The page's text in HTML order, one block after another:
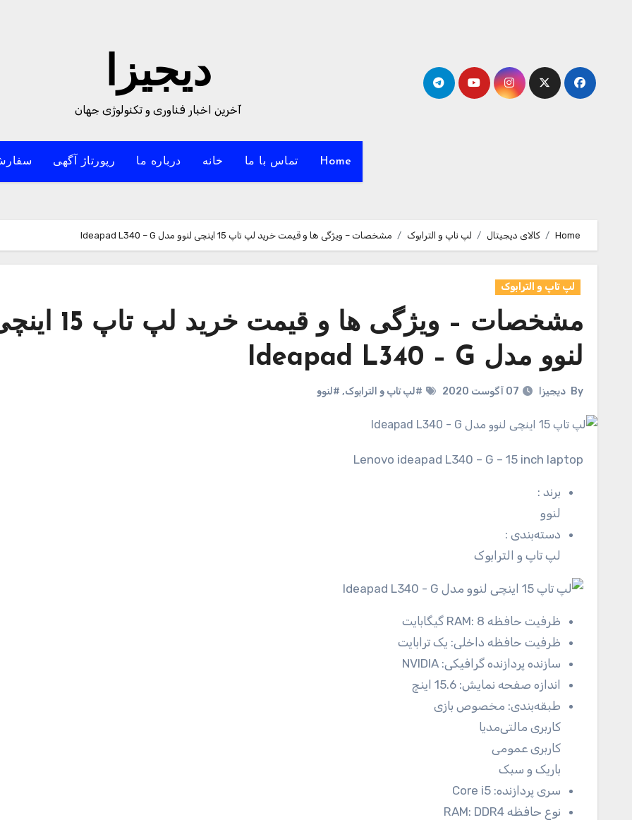
دیجیزا
آخرین اخبار فناوری و تکنولوژی جهان
Home تماس با ما خانه درباره ما رپورتاژ آگهی
Home کالای دیجیتال لپ تاپ و الترابوک مشخصات – ویژگی ها و قیمت خرید لپ تاپ 15 اینچی لنوو مدل Ideapad L340 – G
لپ تاپ و الترابوک
مشخصات – ویژگی ها و قیمت خرید لپ
لنوو مدل Ideapad L340 – G
By دیجیزا 07 آگوست 2020 #لپ تاپ و الترابوک, #لنوو
Lenovo ideapad L340 – G – 15 inch laptop
برند :
لنوو
دسته‌بندی :
لپ تاپ و الترابوک
ظرفیت حافظه RAM: 8 گیگابایت
ظرفیت حافظه داخلی: یک ترابایت
سازنده پردازنده گرافیکی: NVIDIA
اندازه صفحه نمایش: 15.6 اینچ
طبقه‌بندی: مخصوص بازی
کاربری مالتی‌مدیا
کاربری عمومی
باریک و سبک
سری پردازنده: Core i5
نوع حافظه RAM: DDR4